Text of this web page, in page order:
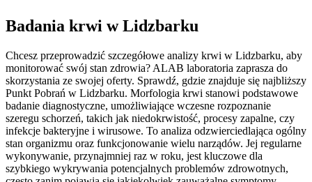
Badania krwi w Lidzbarku
Chcesz przeprowadzić szczegółowe analizy krwi w Lidzbarku, aby
monitorować swój stan zdrowia? ALAB laboratoria zaprasza do
skorzystania ze swojej oferty. Sprawdź, gdzie znajduje się najbliższy
Punkt Pobrań w Lidzbarku. Morfologia krwi stanowi podstawowe
badanie diagnostyczne, umożliwiające wczesne rozpoznanie
szeregu schorzeń, takich jak niedokrwistość, procesy zapalne, czy
infekcje bakteryjne i wirusowe. To analiza odzwierciedlająca ogólny
stan organizmu oraz funkcjonowanie wielu narządów. Jej regularne
wykonywanie, przynajmniej raz w roku, jest kluczowe dla
szybkiego wykrywania potencjalnych problemów zdrowotnych,